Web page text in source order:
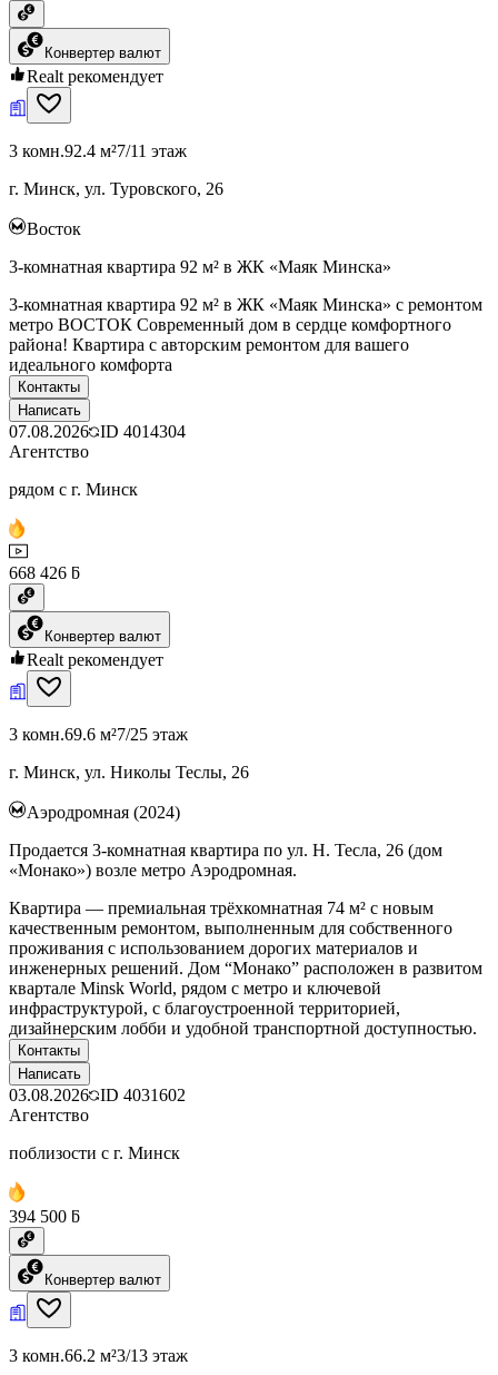
Конвертер валют
Realt рекомендует
3 комн.92.4 м²7/11 этаж
г. Минск, ул. Туровского, 26
Восток
3-комнатная квартира 92 м² в ЖК «Маяк Минска»
3-комнатная квартира 92 м² в ЖК «Маяк Минска» с ремонтом
метро ВОСТОК Современный дом в сердце комфортного
района! Квартира с авторским ремонтом для вашего
идеального комфорта
Контакты
Написать
07.08.2026 ID 4014304
Агентство
рядом с г. Минск
668 426 ƃ
Конвертер валют
Realt рекомендует
3 комн.69.6 м²7/25 этаж
г. Минск, ул. Николы Теслы, 26
Аэродромная (2024)
Продается 3-комнатная квартира по ул. Н. Тесла, 26 (дом
«Монако») возле метро Аэродромная.
Квартира — премиальная трёхкомнатная 74 м² с новым
качественным ремонтом, выполненным для собственного
проживания с использованием дорогих материалов и
инженерных решений. Дом “Монако” расположен в развитом
квартале Minsk World, рядом с метро и ключевой
инфраструктурой, с благоустроенной территорией,
дизайнерским лобби и удобной транспортной доступностью.
Контакты
Написать
03.08.2026 ID 4031602
Агентство
поблизости с г. Минск
394 500 ƃ
Конвертер валют
3 комн.66.2 м²3/13 этаж